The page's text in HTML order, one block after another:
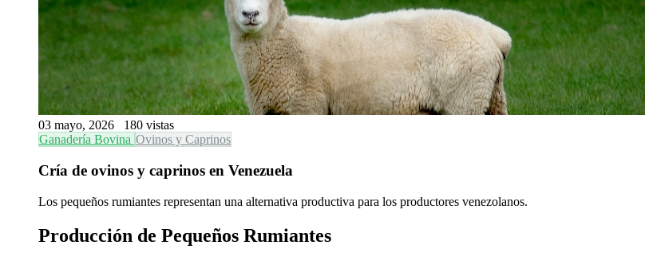
03 mayo, 2026
180 vistas
Ganadería Bovina Ovinos y Caprinos
Cría de ovinos y caprinos en Venezuela
Los pequeños rumiantes representan una alternativa productiva para los productores venezolanos.
Producción de Pequeños Rumiantes